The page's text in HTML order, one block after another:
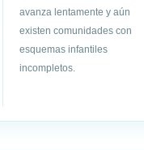
avanza lentamente y aún
existen comunidades con
esquemas infantiles
incompletos.